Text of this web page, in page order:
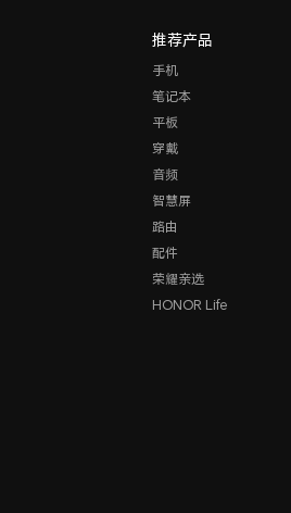
推荐产品
手机
笔记本
平板
穿戴
音频
智慧屏
路由
配件
荣耀亲选
HONOR Life